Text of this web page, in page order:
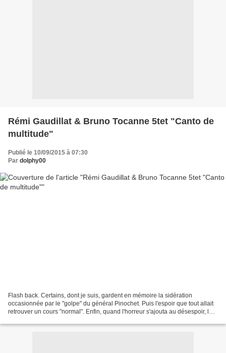
Rémi Gaudillat & Bruno Tocanne 5tet "Canto de
multitude"
Publié le 10/09/2015 à 07:30
Par dolphy00
Flash back. Certains, dont je suis, gardent en mémoire la sidération
occasionnée par le "golpe" du général Pinochet. Puis l'espoir que tout allait
retrouver un cours "normal". Enfin, quand l'horreur s'ajouta au désespoir, les